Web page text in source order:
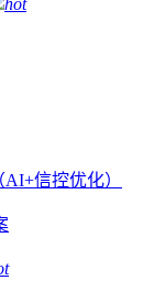
hot
信控优化）